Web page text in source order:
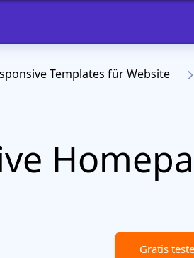
Templates für Website
Gratis